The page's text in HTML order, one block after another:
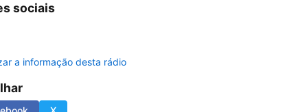
sociais
a informação desta rádio